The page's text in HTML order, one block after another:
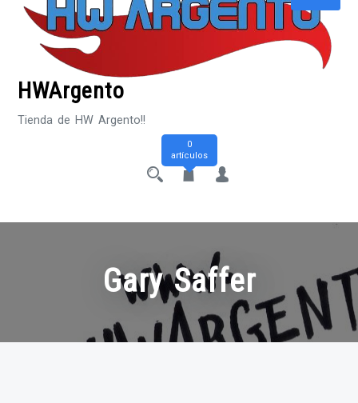
HWArgento
Tienda de HW Argento!!
0
artículos
Gary Saffer